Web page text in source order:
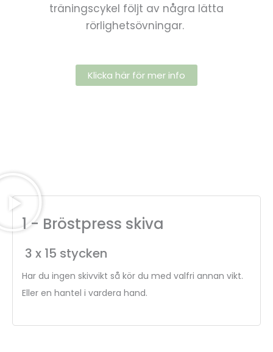
träningscykel följt av några lätta
rörlighetsövningar.
Klicka här för mer info
1 - Bröstpress skiva
3 x 15 stycken
Har du ingen skivvikt så kör du med valfri annan vikt.
Eller en hantel i vardera hand.